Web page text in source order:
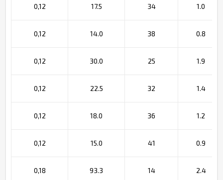
0,12 17.5 34 1.0
0,12 14.0 38 0.8
0,12 30.0 25 1.9
0,12 22.5 32 1.4
0,12 18.0 36 1.2
0,12 15.0 41 0.9
0,18 93.3 14 2.4